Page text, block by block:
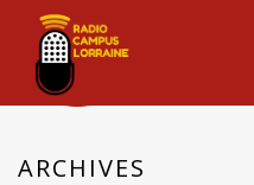
ARCHIVES